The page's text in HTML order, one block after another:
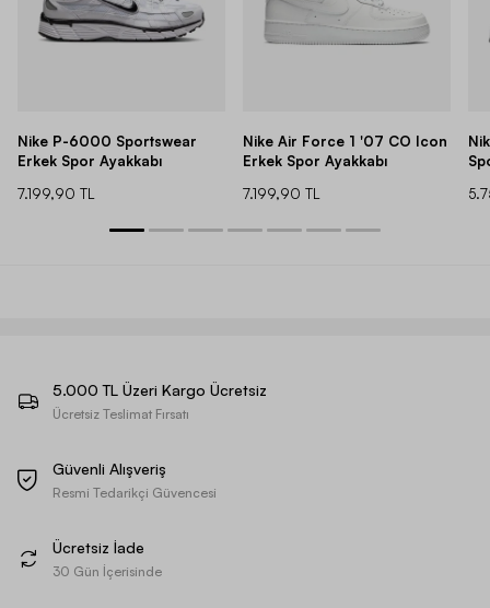
Nike P-6000 Sportswear
Erkek Spor Ayakkabı
7.199,90 TL
Nike Air Force 1 '07 CO Icon
Erkek Spor Ayakkabı
7.199,90 TL
5.000 TL Üzeri Kargo Ücretsiz
Ücretsiz Teslimat Fırsatı
Güvenli Alışveriş
Resmi Tedarikçi Güvencesi
Ücretsiz İade
30 Gün İçerisinde